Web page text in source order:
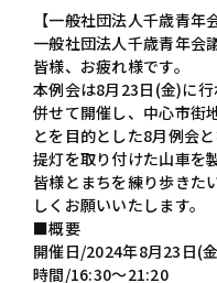
【一般社団法人千歳青年
一般社団法人千歳青年会
皆様、お疲れ様です。
本例会は8月23日(金)に
併せて開催し、中心市街
とを目的とした8月例会と
提灯を取り付けた山車を
皆様とまちを練り歩きた
しくお願いいたします。
■概要
開催日/2024年8月23日(
時間/16:30～21:20